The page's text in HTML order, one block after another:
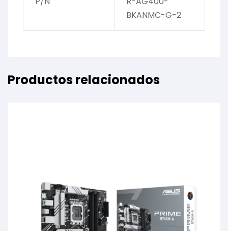
BKANMC-G-2
Productos relacionados